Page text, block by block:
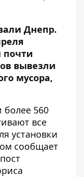
Днепр.
почти
вывезли
мусора,
более 560
все
установки
сообщает
пост